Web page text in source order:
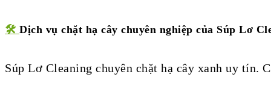
🛠️ Dịch vụ chặt hạ cây chuyên nghiệp của Súp Lơ
Súp Lơ Cleaning chuyên chặt hạ cây xanh uy tín.